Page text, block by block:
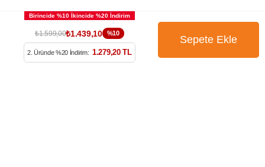
₺1.599,00₺1.439,10 %10
2. Üründe %20 İndirim: 1.279,20 TL